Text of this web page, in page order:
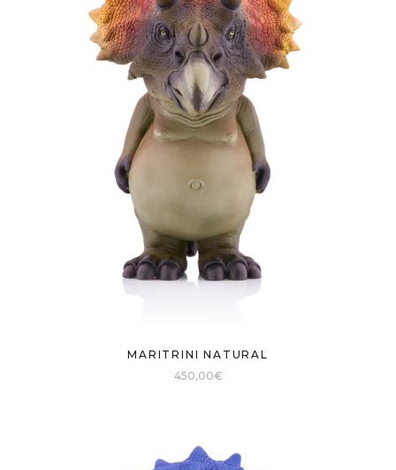
MARITRINI NATURAL
450,00€